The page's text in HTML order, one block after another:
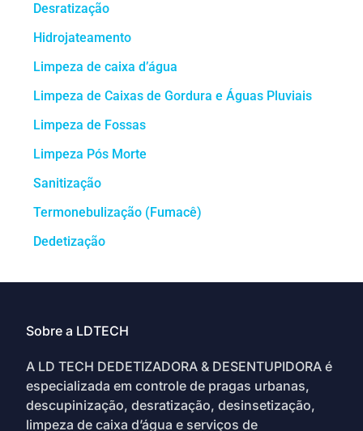
Desratização
Hidrojateamento
Limpeza de caixa d’água
Limpeza de Caixas de Gordura e Águas Pluviais
Limpeza de Fossas
Limpeza Pós Morte
Sanitização
Termonebulização (Fumacê)
Dedetização
Sobre a LDTECH
A LD TECH DEDETIZADORA & DESENTUPIDORA é
especializada em controle de pragas urbanas,
descupinização, desratização, desinsetização,
limpeza de caixa d’água e serviços de